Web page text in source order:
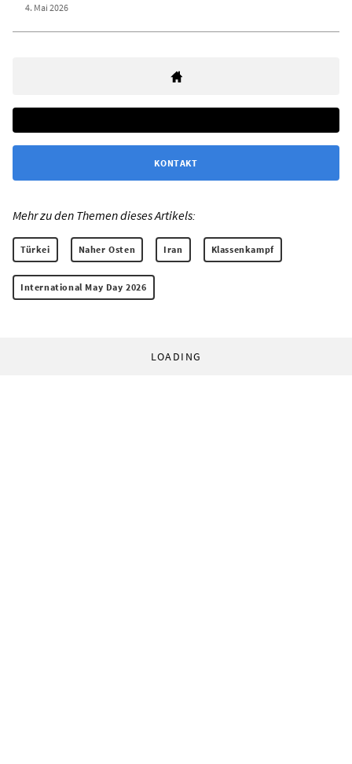
4. Mai 2026
KONTAKT
Mehr zu den Themen dieses Artikels:
Türkei Naher Osten Iran Klassenkampf
International May Day 2026
LOADING